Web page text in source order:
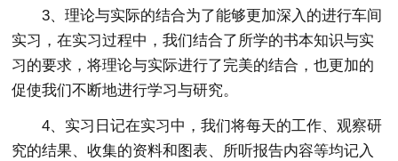
3、理论与实际的结合为了能够更加深入的进行车间
实习，在实习过程中，我们结合了所学的书本知识与实
习的要求，将理论与实际进行了完美的结合，也更加的
促使我们不断地进行学习与研究。
4、实习日记在实习中，我们将每天的工作、观察研
究的结果、收集的资料和图表、所听报告内容等均记入